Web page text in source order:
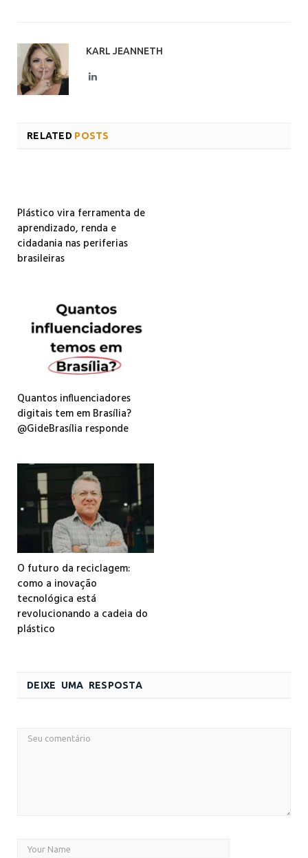
KARL JEANNETH
LinkedIn
RELATED POSTS
Plástico vira ferramenta de
aprendizado, renda e
cidadania nas periferias
brasileiras
Quantos influenciadores
digitais tem em Brasília?
@GideBrasília responde
O futuro da reciclagem:
como a inovação
tecnológica está
revolucionando a cadeia do
plástico
DEIXE UMA RESPOSTA